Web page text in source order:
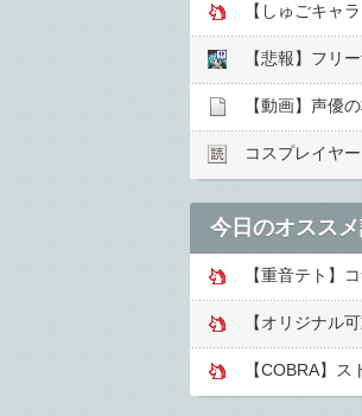
【しゅごキャ
【悲報】フリ
【動画】声優
コスプレイヤ
今日のオスス
【重音テト】
【COBRA】